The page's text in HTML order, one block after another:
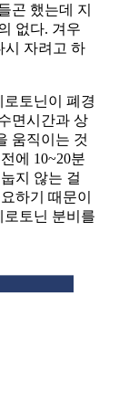
곤 했는데 지
없다. 겨우
시 자려고 하
토닌이 폐경
면시간과 상
움직이는 것
에 10~20분
지 않는 걸
하기 때문이
로토닌 분비를